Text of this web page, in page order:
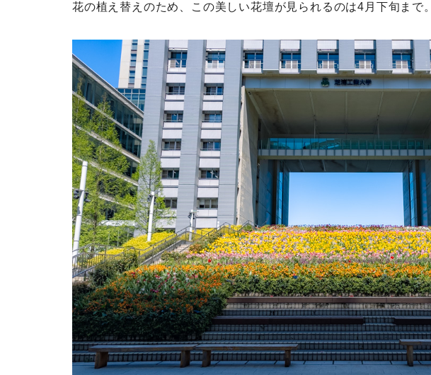
花の植え替えのため、この美しい花壇が見られるのは4月下旬まで。